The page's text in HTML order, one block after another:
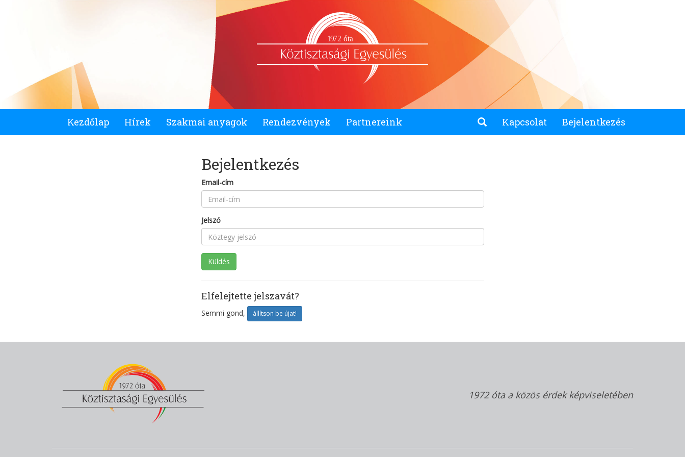
1972 óta
Kezdőlap Hírek Szakmai anyagok Rendezvények Partnereink Kapcsolat Bejelentkezés
Bejelentkezés
Email-cím
Jelszó
Elfelejtette jelszavát?
Semmi gond, állítson be újat!
1972 óta a közös érdek képviseletében